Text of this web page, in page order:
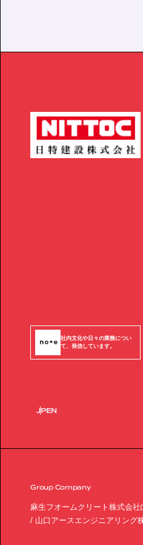
JPEN
社内文化や日々の業務につい
て、発信しています。
Group Company
麻生フオームクリート株式会社
山口アースエンジニアリング